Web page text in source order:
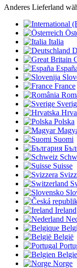
Anderes Lieferland
Italia
France
Polska
Suomi
Suisse
Ireland
België
Norge